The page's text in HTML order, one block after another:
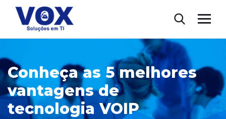
Conheça as 5 melhores
vantagens de
tecnologia VOIP